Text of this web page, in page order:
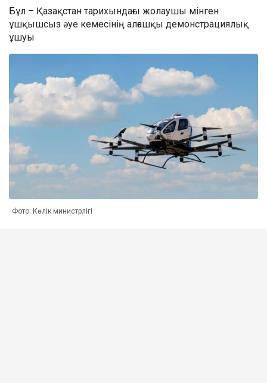
Бұл – Қазақстан тарихындағы жолаушы мінген
ұшқышсыз әуе кемесінің алғашқы демонстрациялық
ұшуы
Фото: Көлік министрлігі